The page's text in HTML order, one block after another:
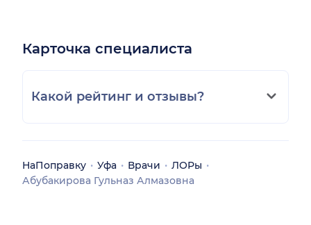
Карточка специалиста
Какой рейтинг и отзывы?
НаПоправку Уфа Врачи
ЛОРы
Абубакирова Гульназ Алмазовна